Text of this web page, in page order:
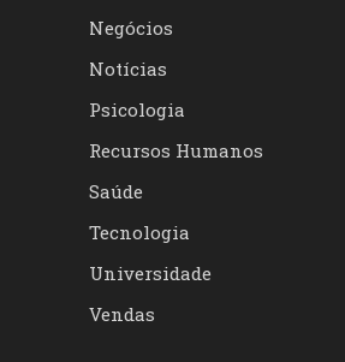
Negócios
Notícias
Psicologia
Recursos Humanos
Saúde
Tecnologia
Universidade
Vendas